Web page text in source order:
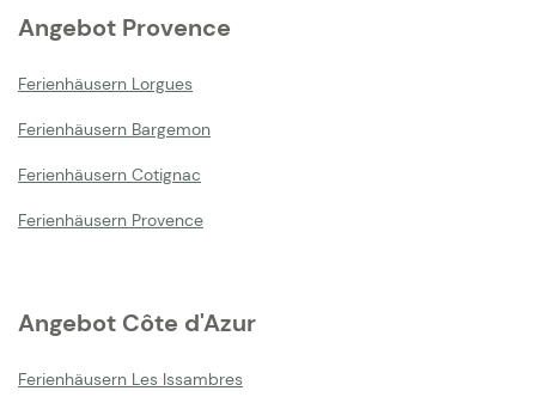
Angebot Provence
Ferienhäusern Lorgues
Ferienhäusern Bargemon
Ferienhäusern Cotignac
Ferienhäusern Provence
Angebot Côte d'Azur
Ferienhäusern Les Issambres